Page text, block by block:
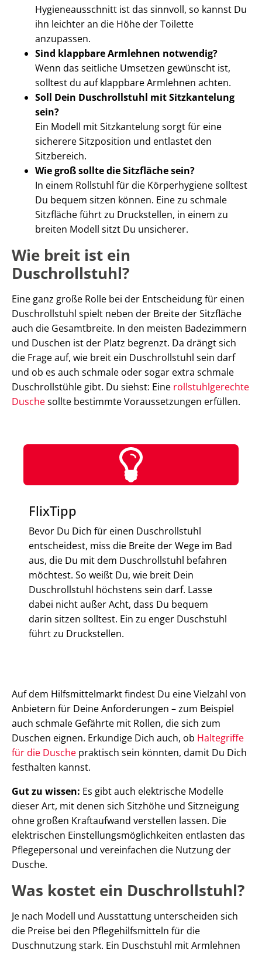
Hygieneausschnitt ist das sinnvoll, so kannst Du
ihn leichter an die Höhe der Toilette
anzupassen.
Sind klappbare Armlehnen notwendig?
Wenn das seitliche Umsetzen gewünscht ist,
solltest du auf klappbare Armlehnen achten.
Soll Dein Duschrollstuhl mit Sitzkantelung
sein?
Ein Modell mit Sitzkantelung sorgt für eine
sicherere Sitzposition und entlastet den
Sitzbereich.
Wie groß sollte die Sitzfläche sein?
In einem Rollstuhl für die Körperhygiene solltest
Du bequem sitzen können. Eine zu schmale
Sitzfläche führt zu Druckstellen, in einem zu
breiten Modell sitzt Du unsicherer.
Wie breit ist ein
Duschrollstuhl?
Eine ganz große Rolle bei der Entscheidung für einen
Duschrollstuhl spielt neben der Breite der Sitzfläche
auch die Gesamtbreite. In den meisten Badezimmern
und Duschen ist der Platz begrenzt. Da drängt sich
die Frage auf, wie breit ein Duschrollstuhl sein darf
und ob es auch schmale oder sogar extra schmale
Duschrollstühle gibt. Du siehst: Eine rollstuhlgerechte
Duschesollte bestimmte Voraussetzungen erfüllen.
FlixTipp
Bevor Du Dich für einen Duschrollstuhl
entscheidest, miss die Breite der Wege im Bad
aus, die Du mit dem Duschrollstuhl befahren
möchtest. So weißt Du, wie breit Dein
Duschrollstuhl höchstens sein darf. Lasse
dabei nicht außer Acht, dass Du bequem
darin sitzen solltest. Ein zu enger Duschstuhl
führt zu Druckstellen.
Auf dem Hilfsmittelmarkt findest Du eine Vielzahl von
Anbietern für Deine Anforderungen – zum Beispiel
auch schmale Gefährte mit Rollen, die sich zum
Duschen eignen. Erkundige Dich auch, ob Haltegriffe
für die Dusche praktisch sein könnten, damit Du Dich
festhalten kannst.
Gut zu wissen: Es gibt auch elektrische Modelle
dieser Art, mit denen sich Sitzhöhe und Sitzneigung
ohne großen Kraftaufwand verstellen lassen. Die
elektrischen Einstellungsmöglichkeiten entlasten das
Pflegepersonal und vereinfachen die Nutzung der
Dusche.
Was kostet ein Duschrollstuhl?
Je nach Modell und Ausstattung unterscheiden sich
die Preise bei den Pflegehilfsmitteln für die
Duschnutzung stark. Ein Duschstuhl mit Armlehnen